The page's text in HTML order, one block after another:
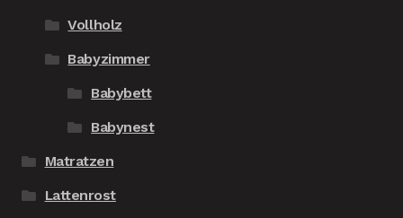
Vollholz
Babyzimmer
Babybett
Babynest
Matratzen
Lattenrost